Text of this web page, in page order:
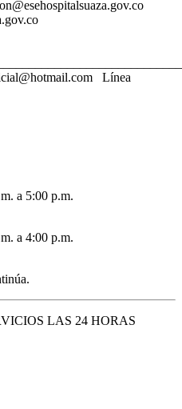
Línea
a 5:00 p.m.
a 4:00 p.m.
LAS 24 HORAS